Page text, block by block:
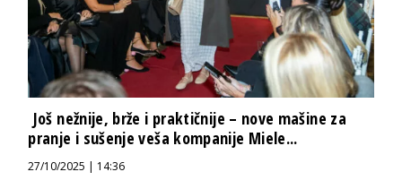
Još nežnije, brže i praktičnije – nove mašine za
pranje i sušenje veša kompanije Miele...
27/10/2025 | 14:36